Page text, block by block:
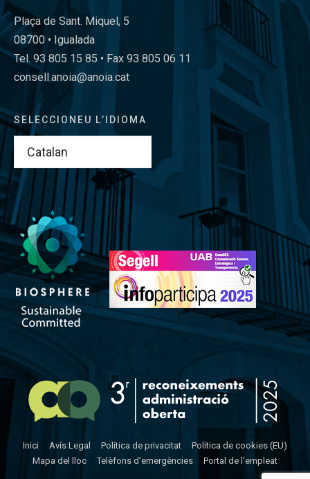
Plaça de Sant. Miquel, 5
08700 • Igualada
Tel. 93 805 15 85 • Fax 93 805 06 11
consell.anoia@anoia.cat
SELECCIONEU L’IDIOMA
Inici Avís Legal Política de privacitat
Política de cookies (EU)
Mapa del lloc
Telèfons d’emergències Portal de l’empleat